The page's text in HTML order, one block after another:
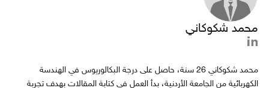
محمد شكوكاني
محمد شكوكاني 26 سنة، حاصل على درجة البكالوريوس في الهندسة
الكهربائية من الجامعة الأردنية، بدأ العمل في كتابة المقالات بهدف تجربة